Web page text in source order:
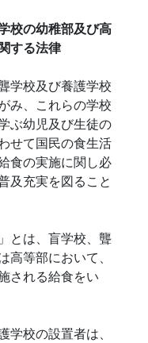
校の幼稚部及び高
する法律
学校及び養護学校
み、これらの学校
ぶ幼児及び生徒の
せて国民の食生活
食の実施に関し必
及充実を図ること
とは、盲学校、聾
等部において、
される給食をい
校の設置者は、